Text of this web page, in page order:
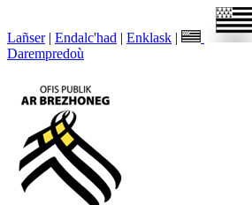
Lañser | Endalc'had | Enklask |
Darempredoù